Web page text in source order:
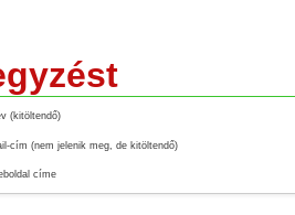
(kitöltendő)
cím (nem jelenik meg, de kitöltendő)
címe